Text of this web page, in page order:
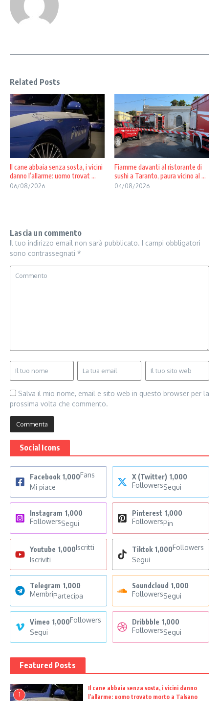
Related Posts
Il cane abbaia senza sosta, i vicini
danno l’allarme: uomo trovat ...
06/08/2026
Fiamme davanti al ristorante di
sushi a Taranto, paura vicino al ...
04/08/2026
Lascia un commento
Il tuo indirizzo email non sarà pubblicato. I campi obbligatori
sono contrassegnati *
Salva il mio nome, email e sito web in questo browser per la
prossima volta che commento.
Social Icons
Facebook 1,000Fans
Mi piace
X (Twitter) 1,000
FollowersSegui
Instagram 1,000
FollowersSegui
Pinterest 1,000
FollowersPin
Youtube 1,000Iscritti
Iscriviti
Tiktok 1,000Followers
Segui
Telegram 1,000
MembriPartecipa
Soundcloud 1,000
FollowersSegui
Vimeo 1,000Followers
Segui
Dribbble 1,000
FollowersSegui
Featured Posts
1
Il cane abbaia senza sosta, i vicini danno
l’allarme: uomo trovato morto a Talsano